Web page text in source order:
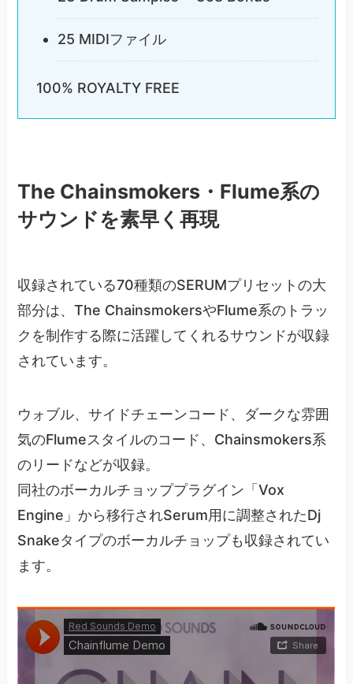
25 MIDIファイル
100% ROYALTY FREE
The Chainsmokers・Flume系の
サウンドを素早く再現
収録されている70種類のSERUMプリセットの大
部分は、The ChainsmokersやFlume系のトラッ
クを制作する際に活躍してくれるサウンドが収録
されています。
ウォブル、サイドチェーンコード、ダークな雰囲
気のFlumeスタイルのコード、Chainsmokers系
のリードなどが収録。
同社のボーカルチョッププラグイン「Vox
Engine」から移行されSerum用に調整されたDj
Snakeタイプのボーカルチョップも収録されてい
ます。